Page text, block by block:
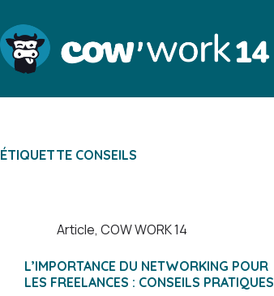
contenu
ÉTIQUETTE CONSEILS
Article, COW WORK 14
L’IMPORTANCE DU NETWORKING POUR
LES FREELANCES : CONSEILS PRATIQUES